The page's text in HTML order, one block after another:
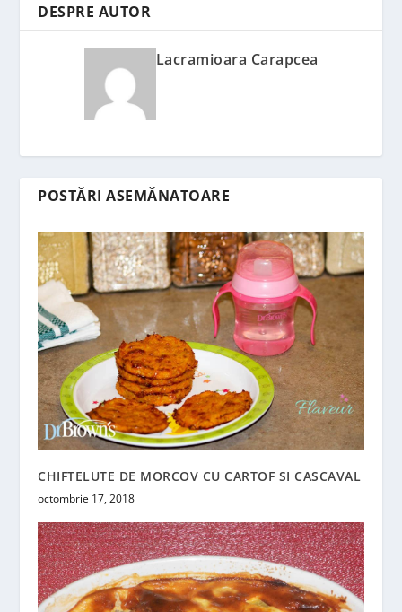
DESPRE AUTOR
Lacramioara Carapcea
POSTĂRI ASEMĂNATOARE
CHIFTELUTE DE MORCOV CU CARTOF SI CASCAVAL
octombrie 17, 2018